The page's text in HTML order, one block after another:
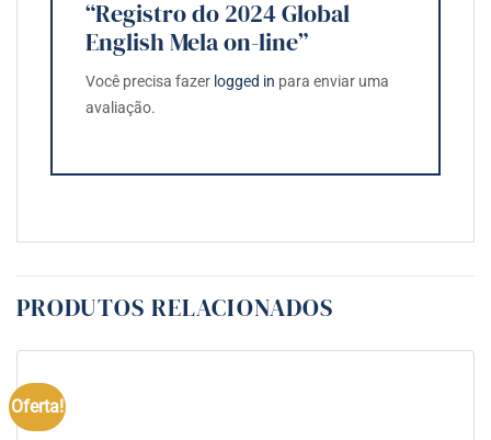
“Registro do 2024 Global
English Mela on-line”
Você precisa fazer logged in para enviar uma
avaliação.
PRODUTOS RELACIONADOS
Oferta!